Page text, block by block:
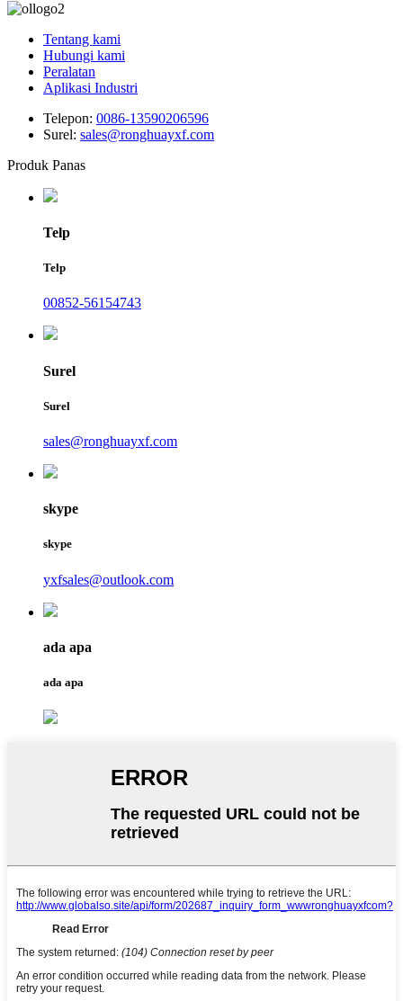
Tentang kami
Hubungi kami
Peralatan
Aplikasi Industri
Telepon: 0086-13590206596
Surel: sales@ronghuayxf.com
Produk Panas
Telp
Telp
00852-56154743
Surel
Surel
sales@ronghuayxf.com
skype
skype
yxfsales@outlook.com
ada apa
ada apa